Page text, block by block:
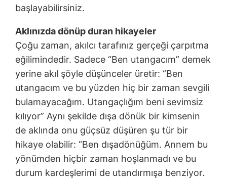
başlayabilirsiniz.
Aklınızda dönüp duran hikayeler
Çoğu zaman, akılcı tarafınız gerçeği çarpıtma
eğilimindedir. Sadece “Ben utangacım” demek
yerine akıl şöyle düşünceler üretir: “Ben
utangacım ve bu yüzden hiç bir zaman sevgili
bulamayacağım. Utangaçlığım beni sevimsiz
kılıyor” Aynı şekilde dışa dönük bir kimsenin
de aklında onu güçsüz düşüren şu tür bir
hikaye olabilir: “Ben dışadönüğüm. Annem bu
yönümden hiçbir zaman hoşlanmadı ve bu
durum kardeşlerimi de utandırmışa benziyor.